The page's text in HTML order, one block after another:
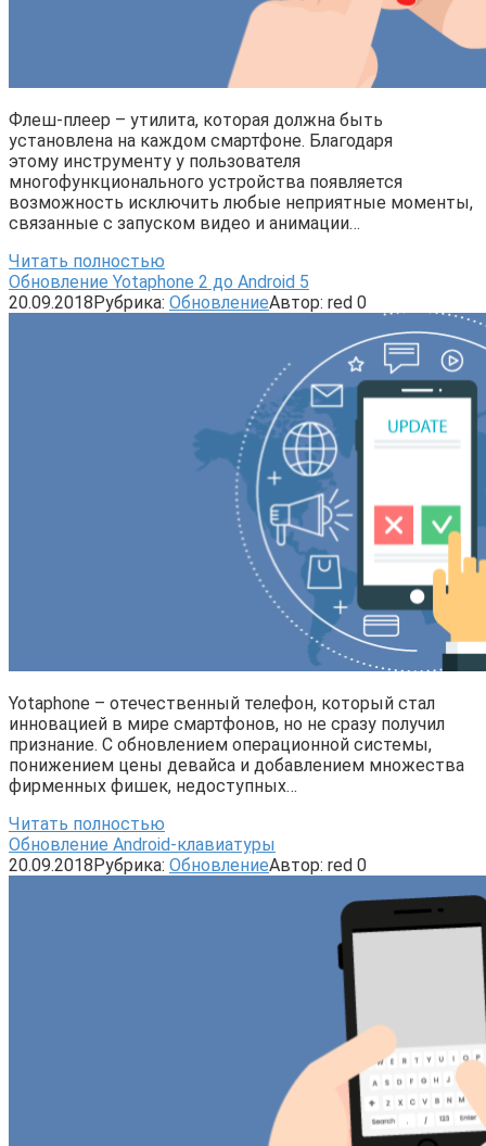
Флеш-плеер – утилита, которая должна быть
установлена на каждом смартфоне. Благодаря
этому инструменту у пользователя
многофункционального устройства появляется
возможность исключить любые неприятные моменты,
связанные с запуском видео и анимации…
Читать полностью
Обновление Yotaphone 2 до Android 5
20.09.2018Рубрика: ОбновлениеАвтор: red 0
Yotaphone – отечественный телефон, который стал
инновацией в мире смартфонов, но не сразу получил
признание. С обновлением операционной системы,
понижением цены девайса и добавлением множества
фирменных фишек, недоступных…
Читать полностью
Обновление Android-клавиатуры
20.09.2018Рубрика: ОбновлениеАвтор: red 0